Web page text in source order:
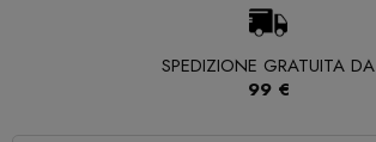
SPEDIZIONE GRATUITA DA
99 €